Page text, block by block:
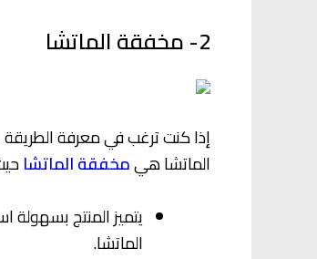
2- مخفقة الماتشا
إذا كنت ترغب في معرفة
الماتشا هيمخفقة الماتشا
يتميز المنتج
الماتشا.